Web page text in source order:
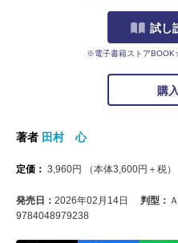
試し
※電子書籍ストア
購
著者 田村 心
定価： 3,960円 （本体3,600円＋税）
発売日： 2026年02月14日 判型：
9784048979238